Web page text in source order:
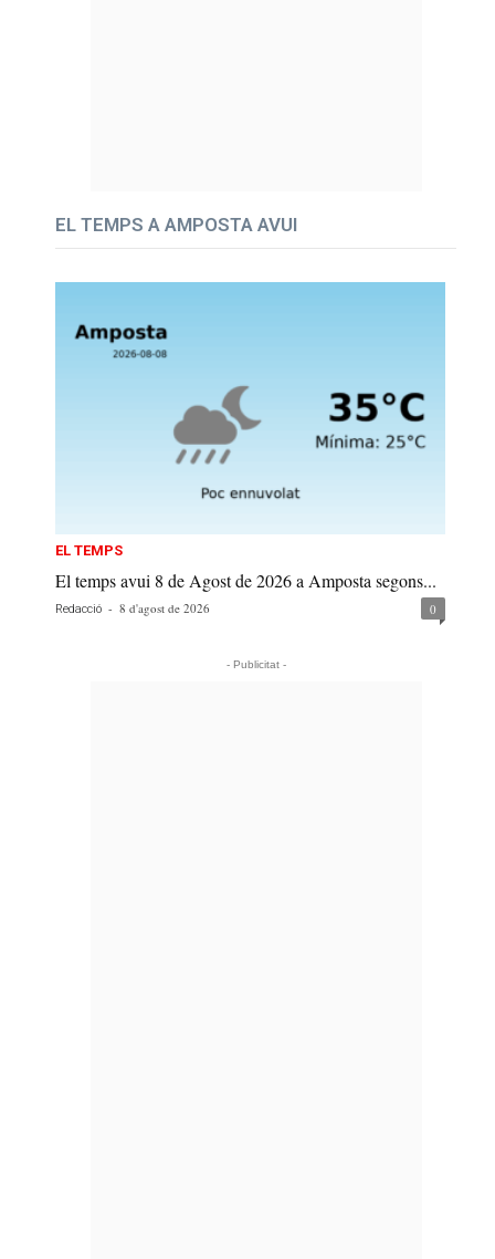
EL TEMPS A AMPOSTA AVUI
EL TEMPS
El temps avui 8 de Agost de 2026 a Amposta segons...
Redacció - 8 d'agost de 2026 0
- Publicitat -